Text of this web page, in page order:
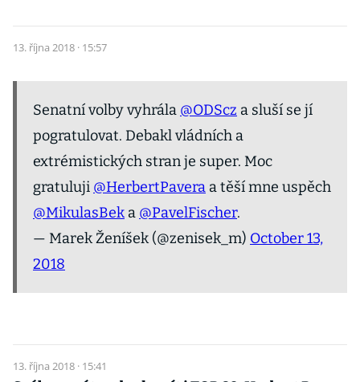
13. října 2018 · 15:57
Senatní volby vyhrála @ODScz a sluší se jí
pogratulovat. Debakl vládních a
extrémistických stran je super. Moc
gratuluji @HerbertPavera a těší mne uspěch
@MikulasBek a @PavelFischer.
— Marek Ženíšek (@zenisek_m) October 13,
2018
13. října 2018 · 15:41